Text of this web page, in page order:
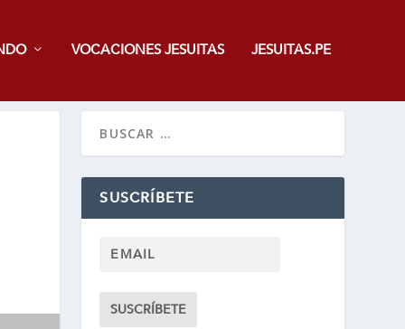
VOCACIONES JESUITAS JESUITAS.PE
SUSCRÍBETE